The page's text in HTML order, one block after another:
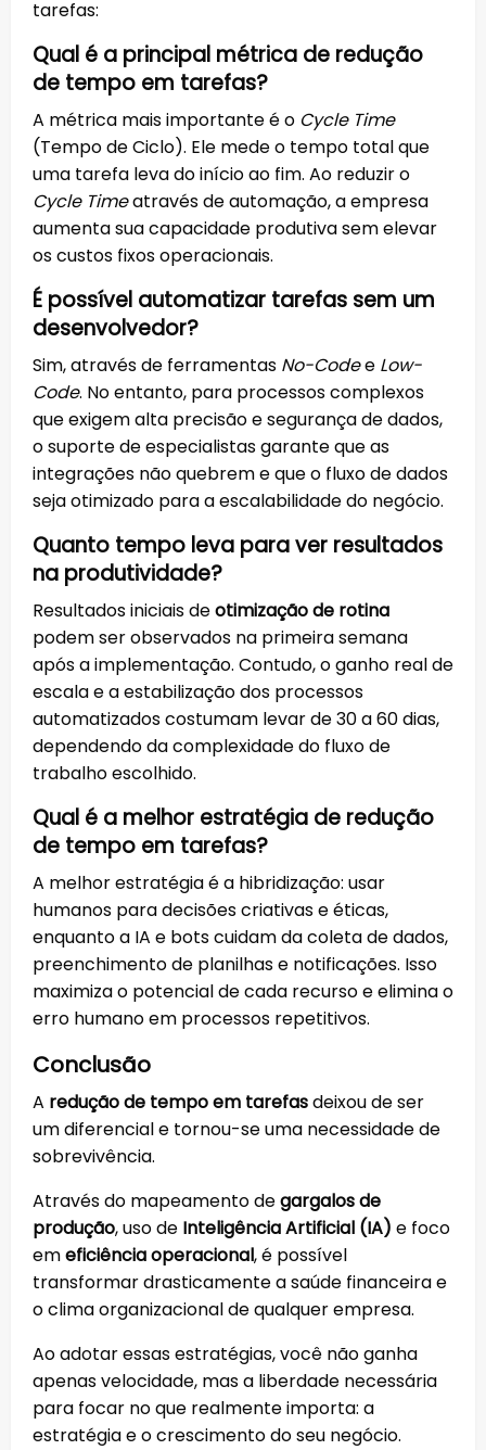
tarefas:
Qual é a principal métrica de redução
de tempo em tarefas?
A métrica mais importante é o Cycle Time
(Tempo de Ciclo). Ele mede o tempo total que
uma tarefa leva do início ao fim. Ao reduzir o
Cycle Timeatravés de automação, a empresa
aumenta sua capacidade produtiva sem elevar
os custos fixos operacionais.
É possível automatizar tarefas sem um
desenvolvedor?
Sim, através de ferramentas No-Codee Low-
Code. No entanto, para processos complexos
que exigem alta precisão e segurança de dados,
o suporte de especialistas garante que as
integrações não quebrem e que o fluxo de dados
seja otimizado para a escalabilidade do negócio.
Quanto tempo leva para ver resultados
na produtividade?
Resultados iniciais deotimização de rotina
podem ser observados na primeira semana
após a implementação. Contudo, o ganho real de
escala e a estabilização dos processos
automatizados costumam levar de 30 a 60 dias,
dependendo da complexidade do fluxo de
trabalho escolhido.
Qual é a melhor estratégia de redução
de tempo em tarefas?
A melhor estratégia é a hibridização: usar
humanos para decisões criativas e éticas,
enquanto a IA e bots cuidam da coleta de dados,
preenchimento de planilhas e notificações. Isso
maximiza o potencial de cada recurso e elimina o
erro humano em processos repetitivos.
Conclusão
A redução de tempo em tarefasdeixou de ser
um diferencial e tornou-se uma necessidade de
sobrevivência.
Através do mapeamento degargalos de
produção, uso de Inteligência Artificial (IA) e foco
emeficiência operacional, é possível
transformar drasticamente a saúde financeira e
o clima organizacional de qualquer empresa.
Ao adotar essas estratégias, você não ganha
apenas velocidade, mas a liberdade necessária
para focar no que realmente importa: a
estratégia e o crescimento do seu negócio.